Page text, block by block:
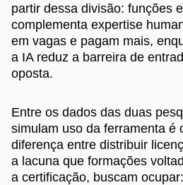
partir dessa divisão: funções
complementa expertise
em vagas e pagam mais,
a IA reduz a barreira de
oposta.
Entre os dados das duas
simulam uso da ferramenta é
diferença entre distribuir
a lacuna que formações
a certificação, buscam